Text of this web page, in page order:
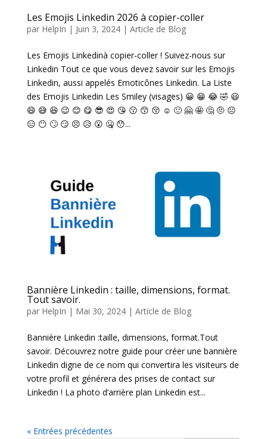
Les Emojis Linkedin 2026 à copier-coller
par HelpIn | Juin 3, 2024| Article de Blog
Les Emojis Linkedinà copier-coller ! Suivez-nous sur
Linkedin Tout ce que vous devez savoir sur les Emojis
Linkedin, aussi appelés Emoticônes Linkedin. La Liste
des Emojis Linkedin Les Smiley (visages) 😀 😁 😂 🤣 😃
😄 😅 😆 😉 😊 😋 😎 😍 😘 😗 😙 😚 ☺️ 🙂 🤗 🤩 🤔 🤨 😐
😑 😶 🙄 😏 😣 😥 😮 🤐 😯...
Bannière Linkedin : taille, dimensions, format.
Tout savoir.
par HelpIn | Mai 30, 2024| Article de Blog
Bannière Linkedin :taille, dimensions, format.Tout
savoir. Découvrez notre guide pour créer une bannière
Linkedin digne de ce nom qui convertira les visiteurs de
votre profil et générera des prises de contact sur
Linkedin ! La photo d’arrière plan Linkedin est...
« Entrées précédentes